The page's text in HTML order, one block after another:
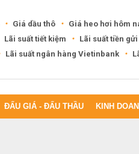
Giá dầu thô Giá heo hơi hôm
Lãi suất tiết kiệm Lãi suất tiền gửi
Lãi suất ngân hàng Vietinbank
ĐẤU GIÁ - ĐẤU THẦU KINH